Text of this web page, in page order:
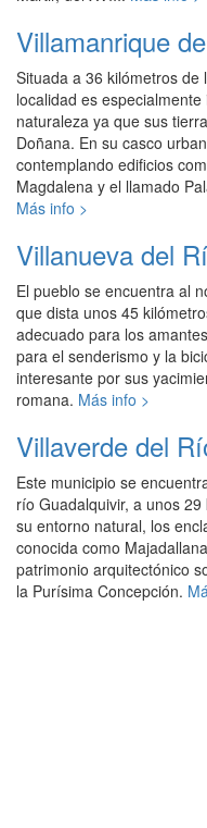
Villamanrique
Situada a 36 kilómetros de
localidad es
naturaleza ya que sus
Doñana. En su casco
contemplando edificios
Magdalena y el llamado
Más info >
Villanueva del
El pueblo se encuentra al
que dista unos 45
adecuado para los
para el senderismo y la
interesante por sus
romana. Más info >
Villaverde del
Este municipio se
río Guadalquivir, a unos
su entorno natural, los
conocida como
patrimonio arquitectónico
la Purísima Concepción.